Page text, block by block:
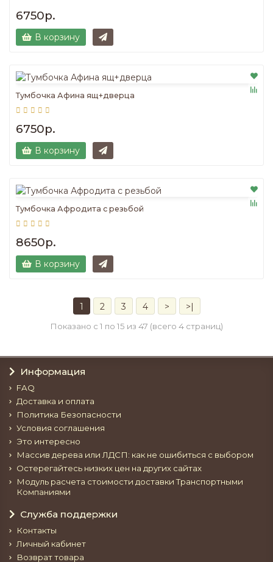
6750р.
В корзину
Тумбочка Афина ящ+дверца
6750р.
В корзину
Тумбочка Афродита с резьбой
8650р.
В корзину
1 2 3 4 > >|
Показано с 1 по 15 из 47 (всего 4 страниц)
Информация
FAQ
Доставка и оплата
Политика Безопасности
Условия соглашения
Это интересно
Массив дерева или ЛДСП: как не ошибиться с выбором
Остерегайтесь низких цен на других сайтах
Модуль расчета стоимости доставки Транспортными
Компаниями
Служба поддержки
Контакты
Личный кабинет
Возврат товара